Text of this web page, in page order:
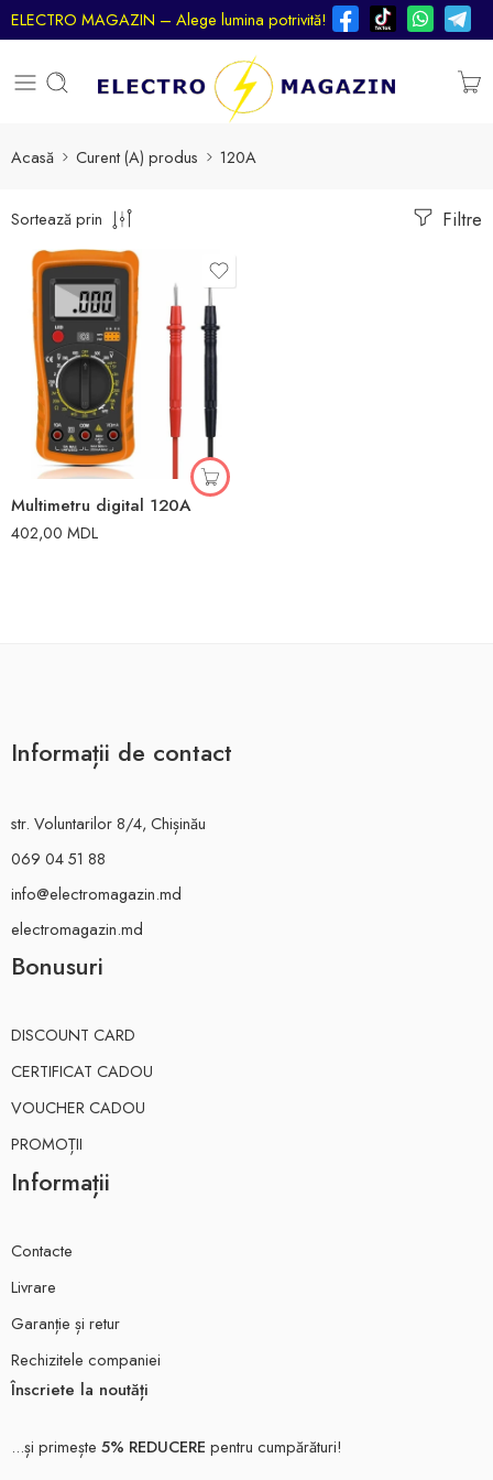
ELECTRO MAGAZIN – Alege lumina potrivită!
Acasă Curent (A) produs 120A
Filtre
Sortează prin
Multimetru digital 120A
402,00 MDL
Informații de contact
str. Voluntarilor 8/4, Chișinău
069 04 51 88
info@electromagazin.md
electromagazin.md
Bonusuri
DISCOUNT CARD
CERTIFICAT CADOU
VOUCHER CADOU
PROMOȚII
Informații
Contacte
Livrare
Garanție și retur
Rechizitele companiei
Înscriete la noutăți
...și primește 5% REDUCERE pentru cumpărături!